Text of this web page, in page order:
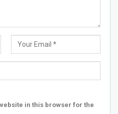
in this browser for the